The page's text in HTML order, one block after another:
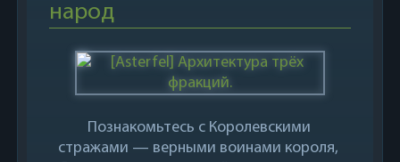
народ
Познакомьтесь с Королевскими
стражами — верными воинами короля,